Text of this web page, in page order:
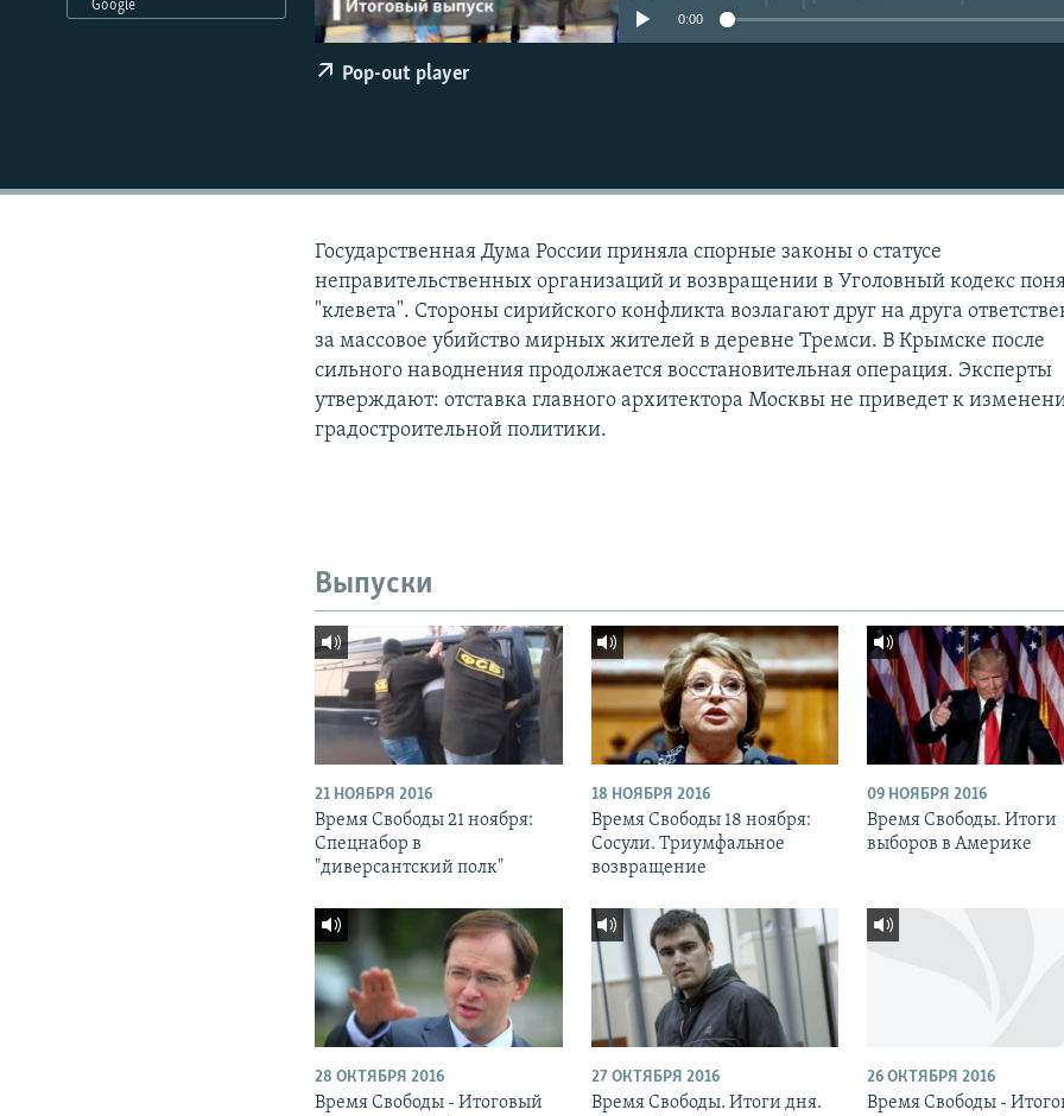
СИБИРЬ.РЕАЛИИ
0:00
Pop-out player
Google
Государственная Дума России приняла спорные законы о статусе
неправительственных организаций и возвращении в Уголовный кодекс
"клевета". Стороны сирийского конфликта возлагают друг на друга
за массовое убийство мирных жителей в деревне Тремси. В Крымске после
сильного наводнения продолжается восстановительная операция. Эксперты
утверждают: отставка главного архитектора Москвы не приведет к
градостроительной политики.
Выпуски
21 НОЯБРЯ 2016
Время Свободы 21 ноября:
Спецнабор в
"диверсантский полк"
18 НОЯБРЯ 2016
Время Свободы 18 ноября:
Сосули. Триумфальное
возвращение
09 НОЯБРЯ 2016
Время Свободы. Итоги
выборов в Америке
28 ОКТЯБРЯ 2016
Время Свободы - Итоговый
27 ОКТЯБРЯ 2016
Время Свободы. Итоги дня.
26 ОКТЯБРЯ 2016
Время Свободы -